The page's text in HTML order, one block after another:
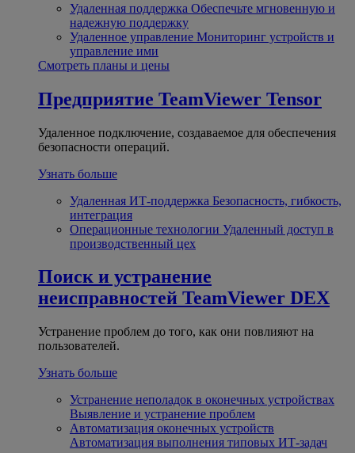
Удаленная поддержка Обеспечьте мгновенную и
надежную поддержку
Удаленное управление Мониторинг устройств и
управление ими
Смотреть планы и цены
Предприятие TeamViewer Tensor
Удаленное подключение, создаваемое для обеспечения
безопасности операций.
Узнать больше
Удаленная ИТ-поддержка Безопасность, гибкость,
интеграция
Операционные технологии Удаленный доступ в
производственный цех
Поиск и устранение
неисправностей TeamViewer DEX
Устранение проблем до того, как они повлияют на
пользователей.
Узнать больше
Устранение неполадок в оконечных устройствах
Выявление и устранение проблем
Автоматизация оконечных устройств
Автоматизация выполнения типовых ИТ-задач